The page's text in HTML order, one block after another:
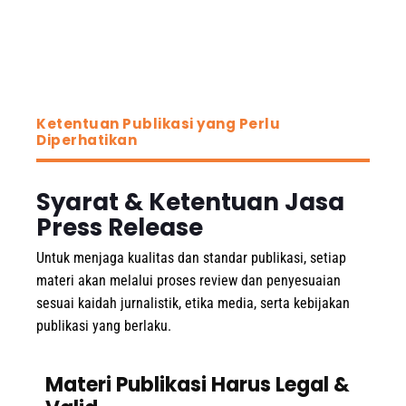
Ketentuan Publikasi yang Perlu
Diperhatikan
Syarat & Ketentuan Jasa
Press Release
Untuk menjaga kualitas dan standar publikasi, setiap
materi akan melalui proses review dan penyesuaian
sesuai kaidah jurnalistik, etika media, serta kebijakan
publikasi yang berlaku.
Materi Publikasi Harus Legal &